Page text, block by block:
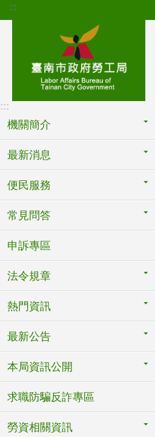
跳到主要內容區塊
:::
:::
機關簡介
最新消息
便民服務
常見問答
申訴專區
法令規章
熱門資訊
最新公告
本局資訊公開
求職防騙反詐專區
勞資相關資訊